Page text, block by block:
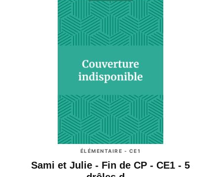
ÉLÉMENTAIRE - CE1
Sami et Julie - Fin de CP - CE1 - 5